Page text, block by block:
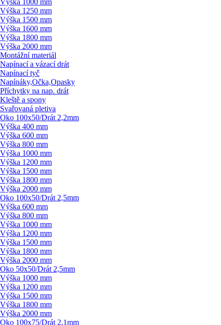
Výška 1000 mm
Výška 1250 mm
Výška 1500 mm
Výška 1600 mm
Výška 1800 mm
Výška 2000 mm
Montážní materiál
Napínací a vázací drát
Napínací tyč
Napínáky,Očka,Opasky
Příchytky na nap. drát
Kleště a spony
Svařovaná pletiva
Oko 100x50/Drát 2,2mm
Výška 400 mm
Výška 600 mm
Výška 800 mm
Výška 1000 mm
Výška 1200 mm
Výška 1500 mm
Výška 1800 mm
Výška 2000 mm
Oko 100x50/Drát 2,5mm
Výška 600 mm
Výška 800 mm
Výška 1000 mm
Výška 1200 mm
Výška 1500 mm
Výška 1800 mm
Výška 2000 mm
Oko 50x50/Drát 2,5mm
Výška 1000 mm
Výška 1200 mm
Výška 1500 mm
Výška 1800 mm
Výška 2000 mm
Oko 100x75/Drát 2,1mm